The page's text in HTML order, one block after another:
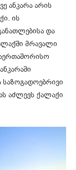
ანკარა არის
ის
და
მრავალი
აძლევს ქალაქი